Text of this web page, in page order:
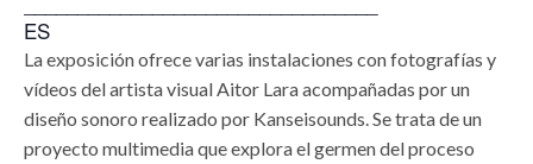
ES
La exposición ofrece varias instalaciones con fotografías y
vídeos del artista visual Aitor Lara acompañadas por un
diseño sonoro realizado por Kanseisounds. Se trata de un
proyecto multimedia que explora el germen del proceso